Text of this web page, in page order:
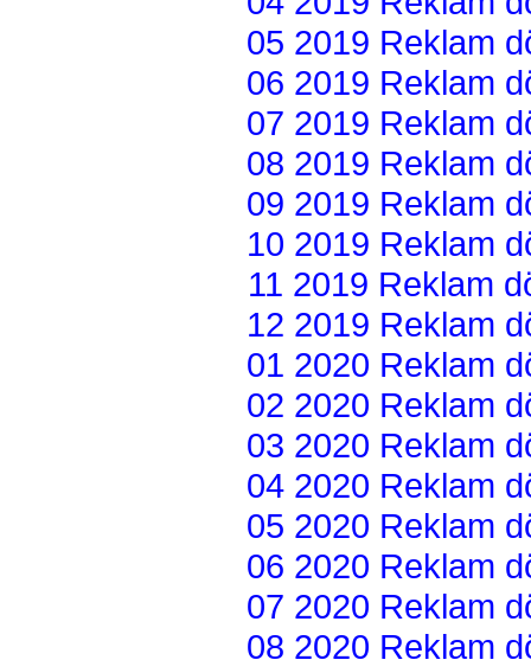
05 2019 Reklam
06 2019 Reklam
07 2019 Reklam
08 2019 Reklam
09 2019 Reklam
10 2019 Reklam
11 2019 Reklam
12 2019 Reklam
01 2020 Reklam
02 2020 Reklam
03 2020 Reklam
04 2020 Reklam
05 2020 Reklam
06 2020 Reklam
07 2020 Reklam
08 2020 Reklam